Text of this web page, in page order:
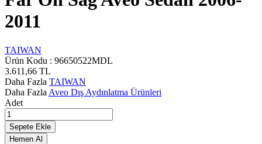
2011
TAIWAN
Ürün Kodu : 96650522MDL
3.611,66 TL
Daha Fazla TAIWAN
Daha Fazla Aveo Dış Aydınlatma Ürünleri
Adet
Sepete Ekle
Hemen Al